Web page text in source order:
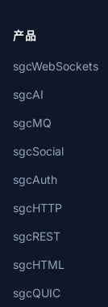
产品
sgcWebSockets
sgcAI
sgcMQ
sgcSocial
sgcAuth
sgcHTTP
sgcREST
sgcHTML
sgcQUIC